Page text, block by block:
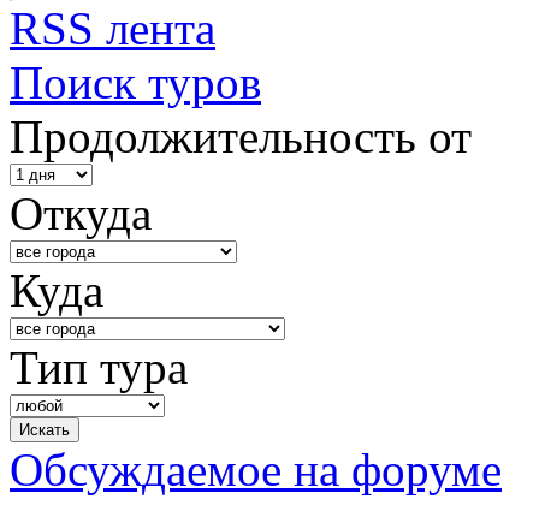
RSS лента
Поиск туров
Продолжительность от
Откуда
Куда
Тип тура
Обсуждаемое на форуме